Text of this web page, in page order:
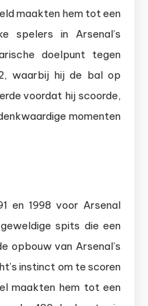
maakten hem tot een
spelers in Arsenal’s
doelpunt tegen
waarbij hij de bal op
voordat hij scoorde,
momenten
en 1998 voor Arsenal
spits die een
opbouw van Arsenal’s
instinct om te scoren
maakten hem tot een